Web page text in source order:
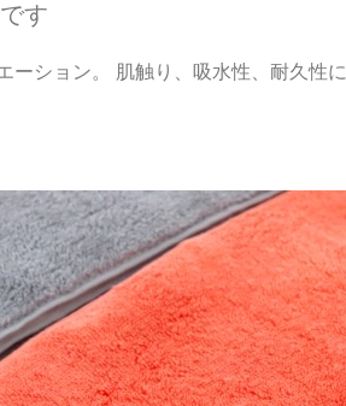
す
ーション。 肌触り、吸水性、耐久性に